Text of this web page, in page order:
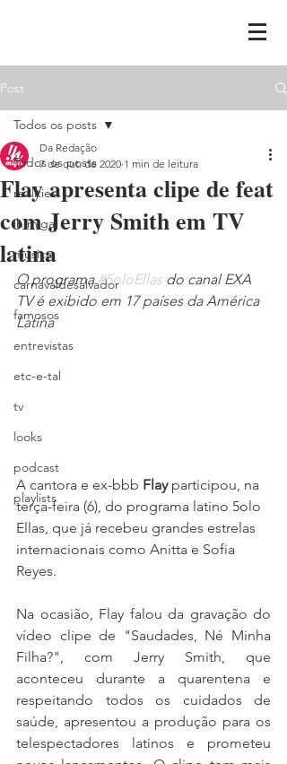
Post
Todos os posts
realities
ih,miga
música
carnavaldesalvador
famosos
entrevistas
etc-e-tal
tv
looks
podcast
playlists
Todos os posts
Flay apresenta clipe de feat
com Jerry Smith em TV
latina
Da Redação
7 de out. de 2020 1 min de leitura
O programa #5oloEllas do canal EXA
TV é exibido em 17 países da América
Latina
A cantora e ex-bbb Flay participou, na
terça-feira (6), do programa latino 5olo
Ellas, que já recebeu grandes estrelas
internacionais como Anitta e Sofia
Reyes.
Na ocasião, Flay falou da gravação do
vídeo clipe de "Saudades, Né Minha
Filha?", com Jerry Smith, que
aconteceu durante a quarentena e
respeitando todos os cuidados de
saúde, apresentou a produção para os
telespectadores latinos e prometeu